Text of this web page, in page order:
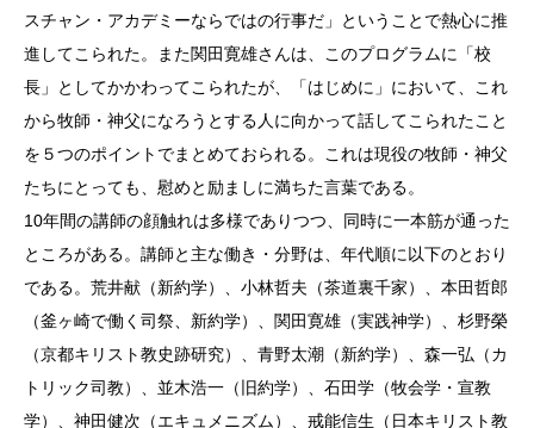
スチャン・アカデミーならではの行事だ」ということで熱心に推
進してこられた。また関田寛雄さんは、このプログラムに「校
長」としてかかわってこられたが、「はじめに」において、これ
から牧師・神父になろうとする人に向かって話してこられたこと
を５つのポイントでまとめておられる。これは現役の牧師・神父
たちにとっても、慰めと励ましに満ちた言葉である。
10年間の講師の顔触れは多様でありつつ、同時に一本筋が通った
ところがある。講師と主な働き・分野は、年代順に以下のとおり
である。荒井献（新約学）、小林哲夫（茶道裏千家）、本田哲郎
（釜ヶ崎で働く司祭、新約学）、関田寛雄（実践神学）、杉野榮
（京都キリスト教史跡研究）、青野太潮（新約学）、森一弘（カ
トリック司教）、並木浩一（旧約学）、石田学（牧会学・宣教
学）、神田健次（エキュメニズム）、戒能信生（日本キリスト教